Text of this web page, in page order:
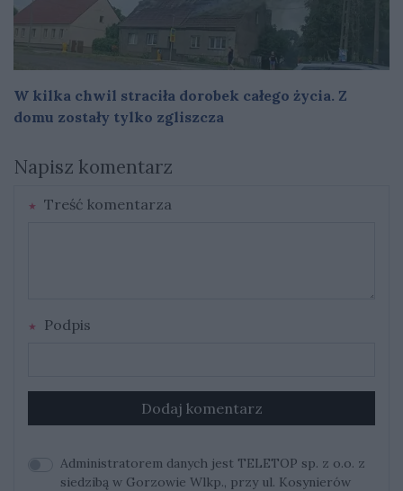
W kilka chwil straciła dorobek całego życia. Z
domu zostały tylko zgliszcza
Napisz komentarz
Treść komentarza
Podpis
Dodaj komentarz
Administratorem danych jest TELETOP sp. z o.o. z
siedzibą w Gorzowie Wlkp., przy ul. Kosynierów